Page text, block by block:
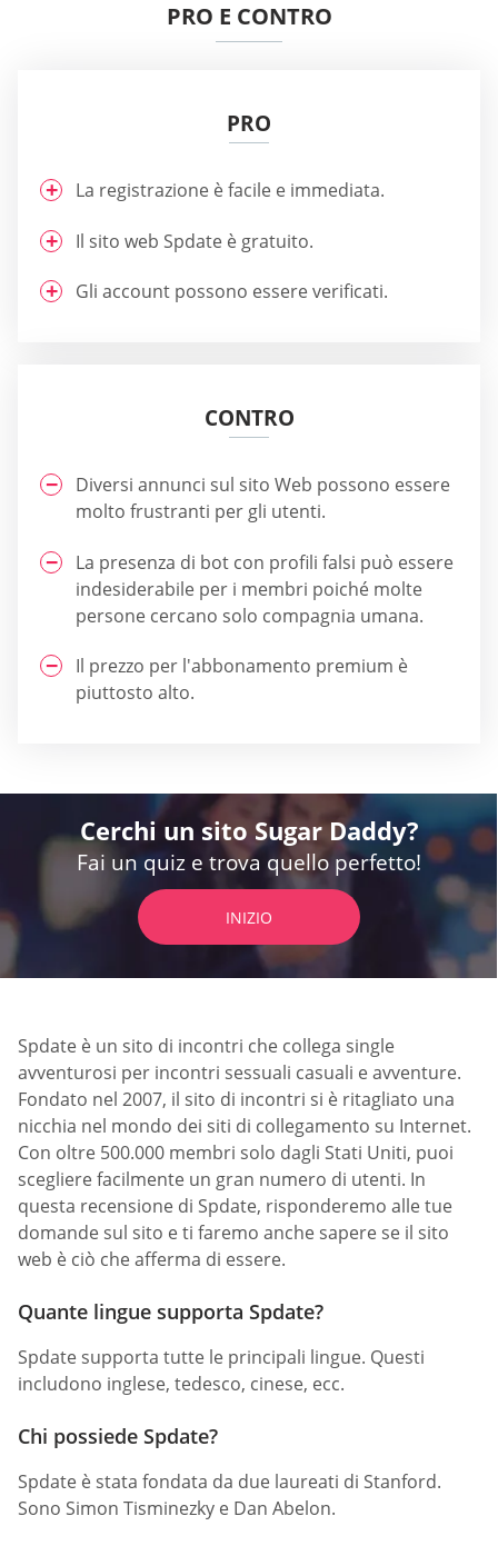
PRO E CONTRO
PRO
La registrazione è facile e immediata.
Il sito web Spdate è gratuito.
Gli account possono essere verificati.
CONTRO
Diversi annunci sul sito Web possono essere
molto frustranti per gli utenti.
La presenza di bot con profili falsi può essere
indesiderabile per i membri poiché molte
persone cercano solo compagnia umana.
Il prezzo per l'abbonamento premium è
piuttosto alto.
Cerchi un sito Sugar Daddy?
Fai un quiz e trova quello perfetto!
INIZIO
Spdate è un sito di incontri che collega single
avventurosi per incontri sessuali casuali e avventure.
Fondato nel 2007, il sito di incontri si è ritagliato una
nicchia nel mondo dei siti di collegamento su Internet.
Con oltre 500.000 membri solo dagli Stati Uniti, puoi
scegliere facilmente un gran numero di utenti. In
questa recensione di Spdate, risponderemo alle tue
domande sul sito e ti faremo anche sapere se il sito
web è ciò che afferma di essere.
Quante lingue supporta Spdate?
Spdate supporta tutte le principali lingue. Questi
includono inglese, tedesco, cinese, ecc.
Chi possiede Spdate?
Spdate è stata fondata da due laureati di Stanford.
Sono Simon Tisminezky e Dan Abelon.